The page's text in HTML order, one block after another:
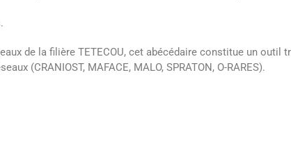
de la filière TETECOU, cet abécédaire constitue un outil
(CRANIOST, MAFACE, MALO, SPRATON, O-RARES).